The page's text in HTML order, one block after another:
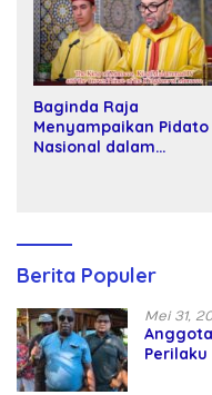
Baginda Raja
Menyampaikan Pidato
Nasional dalam
Berita Populer
Mei 31,